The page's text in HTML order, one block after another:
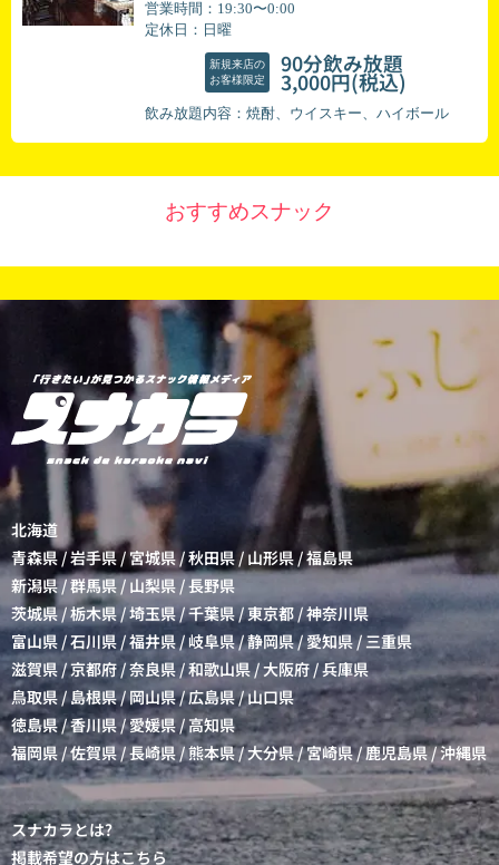
営業時間：19:30〜0:00
定休日：日曜
新規来店の
お客様限定
90分飲み放題
3,000円(税込)
飲み放題内容：焼酎、ウイスキー、ハイボール
おすすめスナック
北海道
青森県/岩手県/宮城県/秋田県 / 山形県/福島県
新潟県/群馬県 / 山梨県 /長野県
茨城県 /栃木県/埼玉県/千葉県/東京都 /神奈川県
富山県 /石川県 /福井県/岐阜県/静岡県/愛知県/三重県
滋賀県/京都府/奈良県 /和歌山県/大阪府 /兵庫県
鳥取県 / 島根県/岡山県/広島県/山口県
徳島県/香川県/愛媛県 /高知県
福岡県 /佐賀県 /長崎県/熊本県/大分県/宮崎県/鹿児島県/沖縄県
スナカラとは?
掲載希望の方はこちら